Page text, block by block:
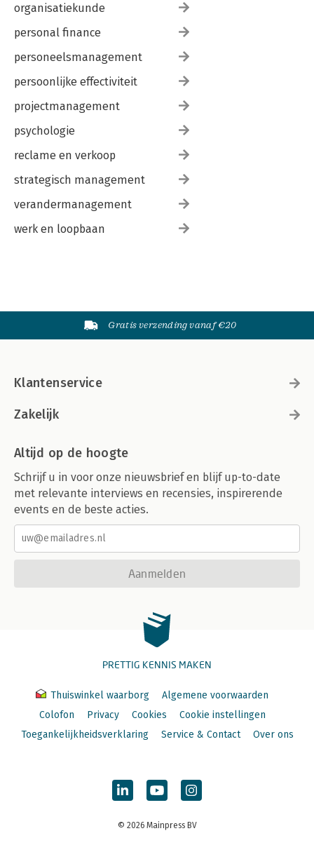
organisatiekunde
personal finance
personeelsmanagement
persoonlijke effectiviteit
projectmanagement
psychologie
reclame en verkoop
strategisch management
verandermanagement
werk en loopbaan
Gratis verzending vanaf €20
Klantenservice
Zakelijk
Altijd op de hoogte
Schrijf u in voor onze nieuwsbrief en blijf up-to-date
met relevante interviews en recensies, inspirerende
events en de beste acties.
Aanmelden
PRETTIG KENNIS MAKEN
Thuiswinkel waarborg
Algemene voorwaarden
Colofon
Privacy Cookies
Cookie instellingen
Toegankelijkheidsverklaring
Service & Contact Over ons
© 2026 Mainpress BV